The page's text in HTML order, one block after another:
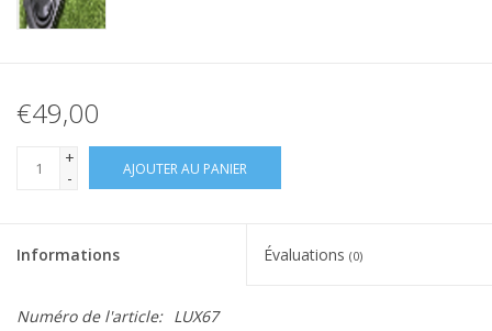
€49,00
+
-
AJOUTER AU PANIER
Informations Évaluations (0)
Numéro de l'article: LUX67